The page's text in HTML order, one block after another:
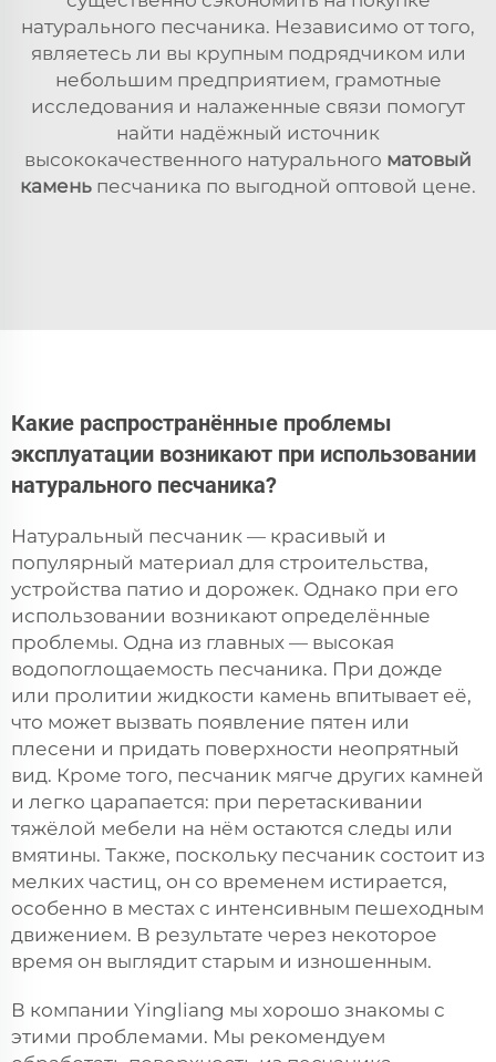
натурального песчаника. Независимо от того,
являетесь ли вы крупным подрядчиком или
небольшим предприятием, грамотные
исследования и налаженные связи помогут
найти надёжный источник
высококачественного натурального матовый
камень песчаника по выгодной оптовой цене.
Какие распространённые проблемы
эксплуатации возникают при использовании
натурального песчаника?
Натуральный песчаник — красивый и
популярный материал для строительства,
устройства патио и дорожек. Однако при его
использовании возникают определённые
проблемы. Одна из главных — высокая
водопоглощаемость песчаника. При дожде
или пролитии жидкости камень впитывает её,
что может вызвать появление пятен или
плесени и придать поверхности неопрятный
вид. Кроме того, песчаник мягче других камней
и легко царапается: при перетаскивании
тяжёлой мебели на нём остаются следы или
вмятины. Также, поскольку песчаник состоит из
мелких частиц, он со временем истирается,
особенно в местах с интенсивным пешеходным
движением. В результате через некоторое
время он выглядит старым и изношенным.
В компании Yingliang мы хорошо знакомы с
этими проблемами. Мы рекомендуем